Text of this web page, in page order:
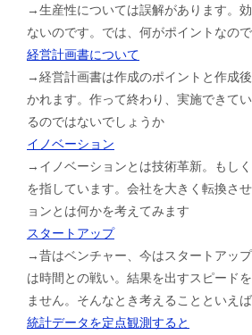
→生産性については誤解があります。
ないのです。では、何がポイントなの
経営計画書について
→経営計画書は作成のポイントと作成
かれます。作って終わり、実施できて
るのではないでしょうか
イノベーション
→イノベーションとは技術革新。もし
を指しています。会社を大きく転換さ
ョンとは何かを考えてみます
スタートアップ
→昔はベンチャー、今はスタートアッ
は時間との戦い。結果を出すスピード
ません。そんなとき考えることといえば
統計データを定点観測すると